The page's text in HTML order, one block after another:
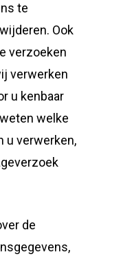
te
Ook
verzoeken
verwerken
u kenbaar
welke
u verwerken,
de